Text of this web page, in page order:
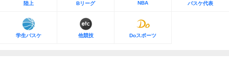
陸上 Bリーグ NBA バスケ代表
学生バスケ 他競技 Doスポーツ